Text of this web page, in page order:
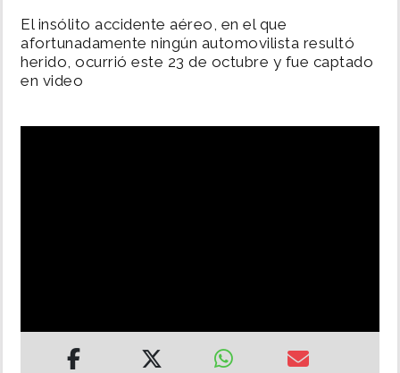
POLÍTICA
IMPRESO
El insólito accidente aéreo, en el que
afortunadamente ningún automovilista resultó
herido, ocurrió este 23 de octubre y fue captado
en video